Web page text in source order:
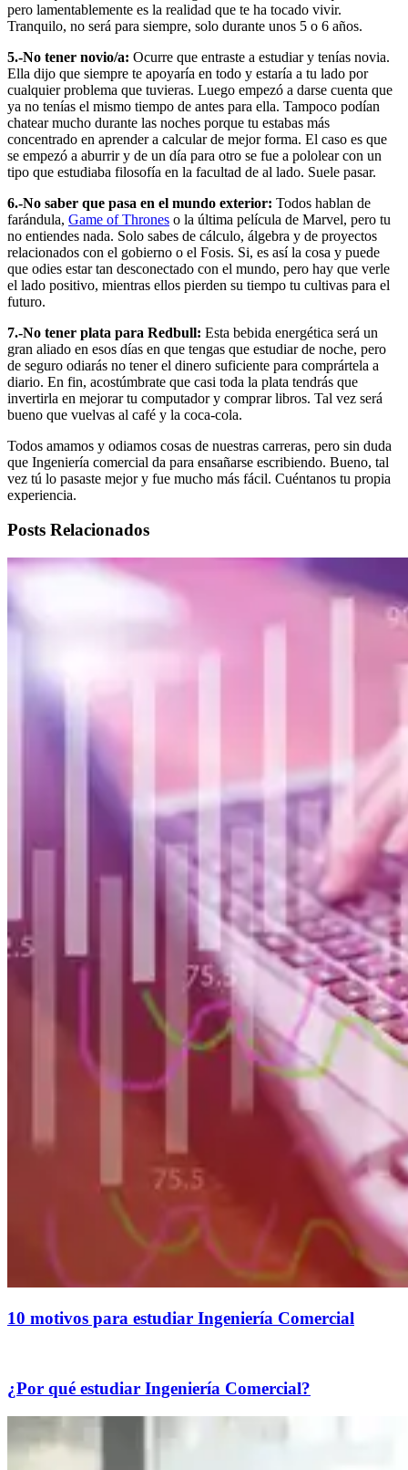
pero lamentablemente es la realidad que te ha tocado vivir.
Tranquilo, no será para siempre, solo durante unos 5 o 6 años.
5.-No tener novio/a: Ocurre que entraste a estudiar y tenías novia.
Ella dijo que siempre te apoyaría en todo y estaría a tu lado por
cualquier problema que tuvieras. Luego empezó a darse cuenta que
ya no tenías el mismo tiempo de antes para ella. Tampoco podían
chatear mucho durante las noches porque tu estabas más
concentrado en aprender a calcular de mejor forma. El caso es que
se empezó a aburrir y de un día para otro se fue a pololear con un
tipo que estudiaba filosofía en la facultad de al lado. Suele pasar.
6.-No saber que pasa en el mundo exterior: Todos hablan de
farándula, Game of Thrones o la última película de Marvel, pero tu
no entiendes nada. Solo sabes de cálculo, álgebra y de proyectos
relacionados con el gobierno o el Fosis. Si, es así la cosa y puede
que odies estar tan desconectado con el mundo, pero hay que verle
el lado positivo, mientras ellos pierden su tiempo tu cultivas para el
futuro.
7.-No tener plata para Redbull: Esta bebida energética será un
gran aliado en esos días en que tengas que estudiar de noche, pero
de seguro odiarás no tener el dinero suficiente para comprártela a
diario. En fin, acostúmbrate que casi toda la plata tendrás que
invertirla en mejorar tu computador y comprar libros. Tal vez será
bueno que vuelvas al café y la coca-cola.
Todos amamos y odiamos cosas de nuestras carreras, pero sin duda
que Ingeniería comercial da para ensañarse escribiendo. Bueno, tal
vez tú lo pasaste mejor y fue mucho más fácil. Cuéntanos tu propia
experiencia.
Posts Relacionados
10 motivos para estudiar Ingeniería Comercial
¿Por qué estudiar Ingeniería Comercial?